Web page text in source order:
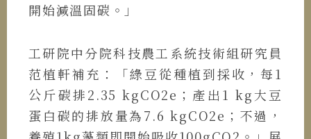
開始減溫固碳。」
工研院中分院科技農工系統技術組研究員
范植軒補充：「綠豆從種植到採收，每1
公斤碳排2.35 kgCO2e；產出1 kg大豆
蛋白碳的排放量為7.6 kgCO2e；不過，